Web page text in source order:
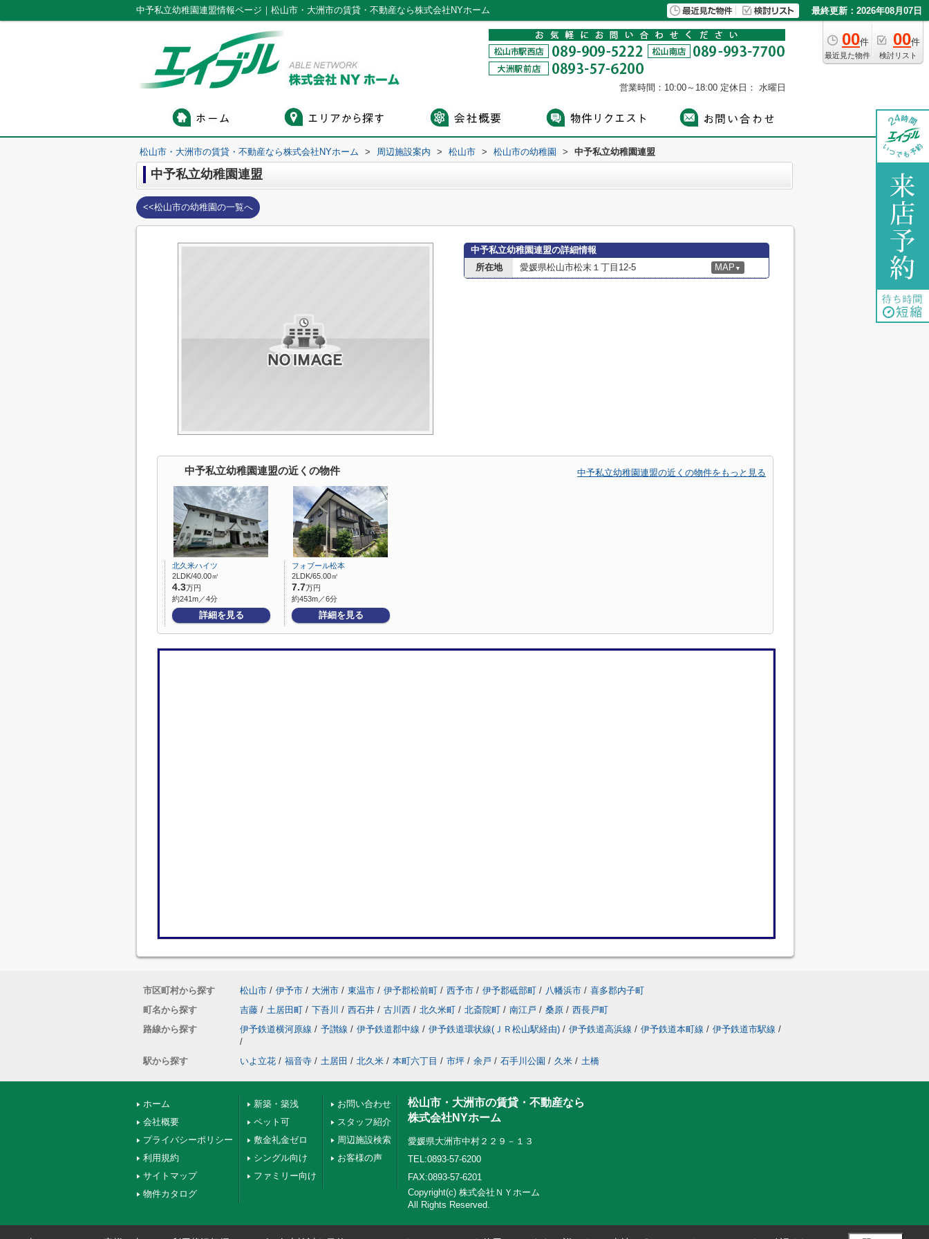
中予私立幼稚園連盟情報ページ｜松山市・大洲市の賃貸・不動産なら株式会社NYホーム 最終更新：2026年08月07日
00件
最近見た物件
00件
検討リスト
営業時間：10:00～18:00 定休日： 水曜日
松山市・大洲市の賃貸・不動産なら株式会社NYホーム > 周辺施設案内 > 松山市 > 松山市の幼稚園 > 中予私立幼稚園連盟
中予私立幼稚園連盟
<<松山市の幼稚園の一覧へ
中予私立幼稚園連盟の詳細情報
所在地
愛媛県松山市松末１丁目12-5 MAP ▼
中予私立幼稚園連盟の近くの物件 中予私立幼稚園連盟の近くの物件をもっと見る
北久米ハイツ
2LDK/40.00㎡
4.3万円
約241m／4分
詳細を見る
フォブール松本
2LDK/65.00㎡
7.7万円
約453m／6分
詳細を見る
市区町村から探す 松山市 / 伊予市 / 大洲市 / 東温市 / 伊予郡松前町 / 西予市 / 伊予郡砥部町 / 八幡浜市 / 喜多郡内子町
町名から探す
吉藤 / 土居田町 / 下吾川 / 西石井 / 古川西 / 北久米町 / 北斎院町 / 南江戸 / 桑原 / 西長戸町
路線から探す
伊予鉄道横河原線 / 予讃線 / 伊予鉄道郡中線 / 伊予鉄道環状線(ＪＲ松山駅経由) / 伊予鉄道高浜線 / 伊予鉄道本町線 / 伊予鉄道市駅線 /
/
駅から探す
いよ立花 / 福音寺 / 土居田 / 北久米 / 本町六丁目 / 市坪 / 余戸 / 石手川公園 / 久米 / 土橋
ホーム
会社概要
プライバシーポリシー
利用規約
サイトマップ
物件カタログ
新築・築浅
ペット可
敷金礼金ゼロ
シングル向け
ファミリー向け
お問い合わせ
スタッフ紹介
周辺施設検索
お客様の声
松山市・大洲市の賃貸・不動産なら
株式会社NYホーム
愛媛県大洲市中村２２９－１３
TEL:0893-57-6200
FAX:0893-57-6201
Copyright(c) 株式会社ＮＹホーム
All Rights Reserved.